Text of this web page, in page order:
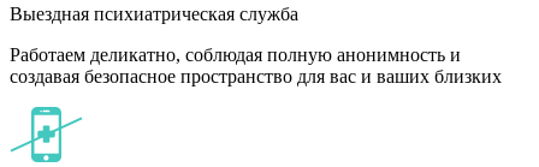
Выездная психиатрическая служба
Работаем деликатно, соблюдая полную анонимность и
создавая безопасное пространство для вас и ваших близких